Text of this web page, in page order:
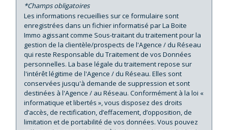
Taxe foncière
33,91 %
Habitants de moins de 25 ans
32,72 %
Habitants de 25 à 55 ans
36,55 %
Habitants de plus de 55 ans
30,73 %
Nombre d'enfants par famille
Familles sans enfant
46,55 %
Familles avec 1 ou 2 enfants
43,10 %
*Champs obligatoires
Les informations recueillies sur ce formulaire sont
enregistrées dans un fichier informatisé par La Boite
Immo agissant comme Sous-traitant du traitement pour la
gestion de la clientèle/prospects de l'Agence / du Réseau
qui reste Responsable du Traitement de vos Données
personnelles. La base légale du traitement repose sur
l'intérêt légitime de l'Agence / du Réseau. Elles sont
conservées jusqu'à demande de suppression et sont
destinées à l'Agence / au Réseau. Conformément à la loi «
informatique et libertés », vous disposez des droits
d’accès, de rectification, d’effacement, d’opposition, de
limitation et de portabilité de vos données. Vous pouvez